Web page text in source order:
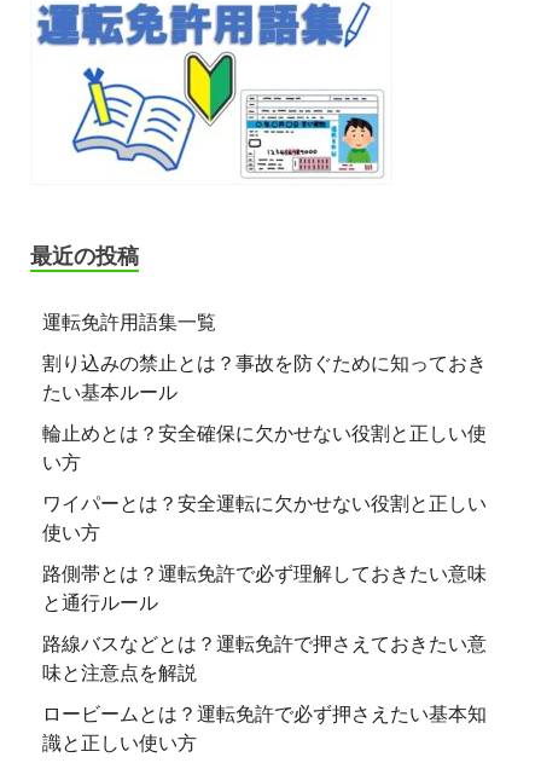
最近の投稿
運転免許用語集一覧
割り込みの禁止とは？事故を防ぐために知っておき
たい基本ルール
輪止めとは？安全確保に欠かせない役割と正しい使
い方
ワイパーとは？安全運転に欠かせない役割と正しい
使い方
路側帯とは？運転免許で必ず理解しておきたい意味
と通行ルール
路線バスなどとは？運転免許で押さえておきたい意
味と注意点を解説
ロービームとは？運転免許で必ず押さえたい基本知
識と正しい使い方